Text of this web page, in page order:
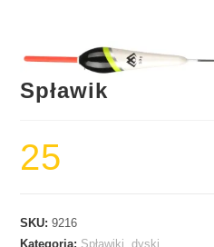
Spławik
25
SKU:9216
Kategoria: Spławiki, dyski